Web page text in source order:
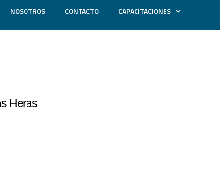
NOSOTROS CONTACTO CAPACITACIONES
Heras